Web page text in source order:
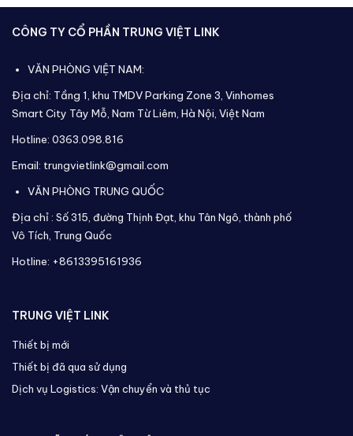
CÔNG TY CỔ PHẦN TRUNG VIỆT LINK
VĂN PHÒNG VIỆT NAM:
Địa chỉ: Tầng 1, khu TMDV Parking Zone 3, Vinhomes
Smart City Tây Mỗ, Nam Từ Liêm, Hà Nội, Việt Nam
Hotline: 0363.098.816
Email: trungvietlink@gmail.com
VĂN PHÒNG TRUNG QUỐC
Địa chỉ : Số 315, đường Thịnh Đạt, khu Tân Ngô, thành phố
Vô Tích, Trung Quốc
Hotline: +8613395161936
TRUNG VIỆT LINK
Thiết bị mới
Thiết bị đã qua sử dụng
Dịch vụ Logistics: Vận chuyển và thủ tục